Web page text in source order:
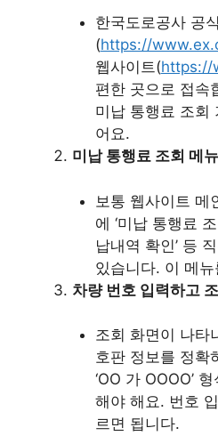
한국도로공사 공
(https://
웹사이트(https://
편한 곳으로 접속
미납 통행료 조회
어요.
미납 통행료 조회 메뉴
보통 웹사이트 메
에 ‘미납 통행료 조
납내역 확인’ 등
있습니다. 이 메
차량 번호 입력하고
조회 화면이 나타
호판 정보를 정확
‘OO 가 OOOO’
해야 해요. 번호
르면 됩니다.